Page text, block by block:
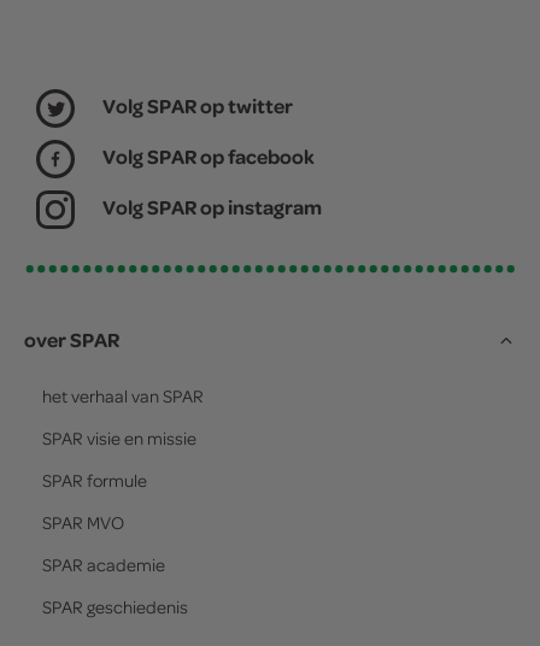
Volg SPAR op twitter
Volg SPAR op facebook
Volg SPAR op instagram
over SPAR
het verhaal van SPAR
SPAR visie en missie
SPAR formule
SPAR MVO
SPAR academie
SPAR geschiedenis